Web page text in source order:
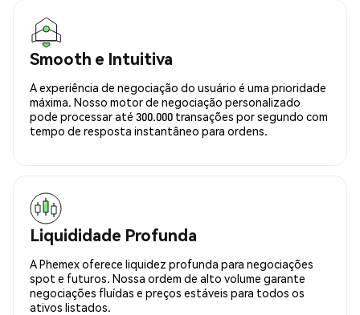
Smooth e Intuitiva
A experiência de negociação do usuário é uma prioridade
máxima. Nosso motor de negociação personalizado
pode processar até 300.000 transações por segundo com
tempo de resposta instantâneo para ordens.
Liquididade Profunda
A Phemex oferece liquidez profunda para negociações
spot e futuros. Nossa ordem de alto volume garante
negociações fluídas e preços estáveis para todos os
ativos listados.